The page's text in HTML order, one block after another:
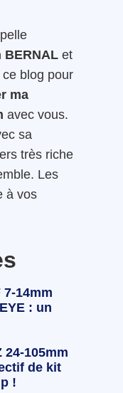
BERNAL et
ce blog pour
ma
avec vous.
sa
très riche
Les
à vos
7-14mm
: un
24-105mm
de kit
!